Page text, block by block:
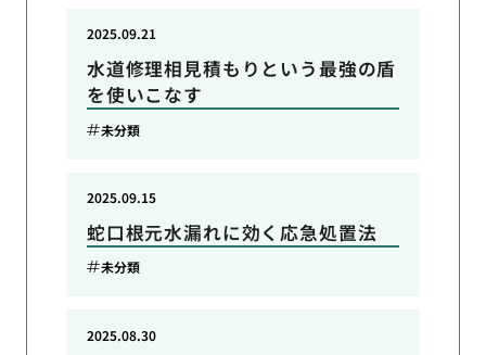
水道修理相見積もりという最強の盾
を使いこなす
2025.09.21
未分類
蛇口根元水漏れに効く応急処置法
2025.09.15
未分類
2025.08.30